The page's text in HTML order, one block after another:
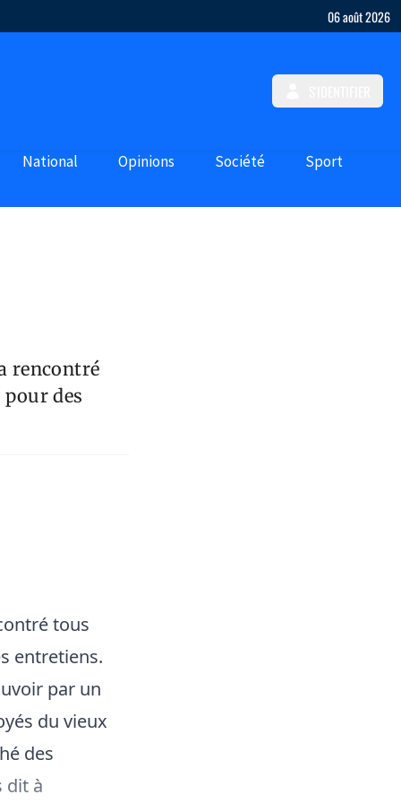
06 août 2026
National Opinions Société Sport
rencontré
pour des
tous
entretiens.
par un
du vieux
des
dit à